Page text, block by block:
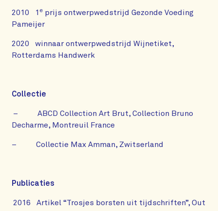
2010 1 e prijs ontwerpwedstrijd Gezonde Voeding
Pameijer
2020 winnaar ontwerpwedstrijd Wijnetiket,
Rotterdams Handwerk
Collectie
– ABCD Collection Art Brut, Collection Bruno
Decharme, Montreuil France
– Collectie Max Amman, Zwitserland
Publicaties
2016 Artikel “Trosjes borsten uit tijdschriften”, Out